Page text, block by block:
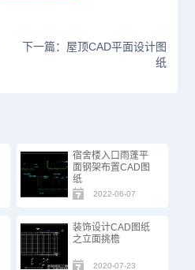
下一篇：屋顶CAD平面设计图
纸
宿舍楼入口雨蓬平
面钢架布置CAD图
纸
2022-06-07
装饰设计CAD图纸
之立面挑檐
2020-07-23